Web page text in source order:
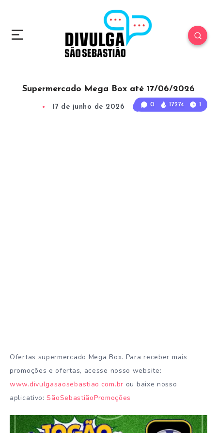
0 17274 1
Supermercado Mega Box até 17/06/2026
17 de junho de 2026 Min Read
Ofertas supermercado Mega Box. Para receber mais
promoções e ofertas, acesse nosso website:
www.divulgasaosebastiao.com.br ou baixe nosso
aplicativo:SãoSebastiãoPromoções